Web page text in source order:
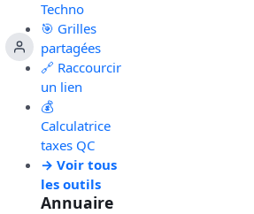
Techno
🎯 Grilles
partagées
🔗 Raccourcir
un lien
💰
Calculatrice
taxes QC
→ Voir tous
les outils
Annuaire